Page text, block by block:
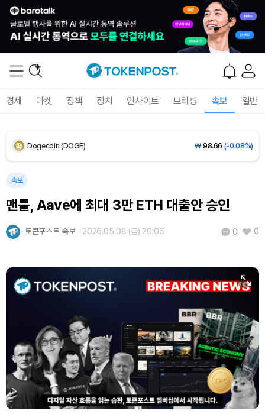
경제 마켓 정책 정치 인사이트 브리핑 속보 일반
XRP (XRP) ₩ 1,456(+0.04%)
Dogecoin (DOGE) ₩ 98.66 (-0.08%)
속보
맨틀, Aave에 최대 3만 ETH 대출안 승인
토큰포스트 속보 2026.05.08 (금) 20:06 0 0